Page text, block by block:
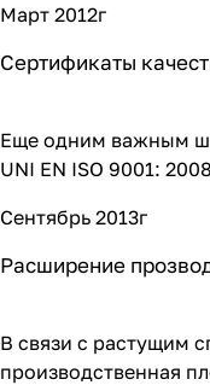
Март 2012г
Сертификаты
Еще одним важным
UNI EN ISO 9001:
Сентябрь 2013г
Расширение
В связи с растущим
производственная